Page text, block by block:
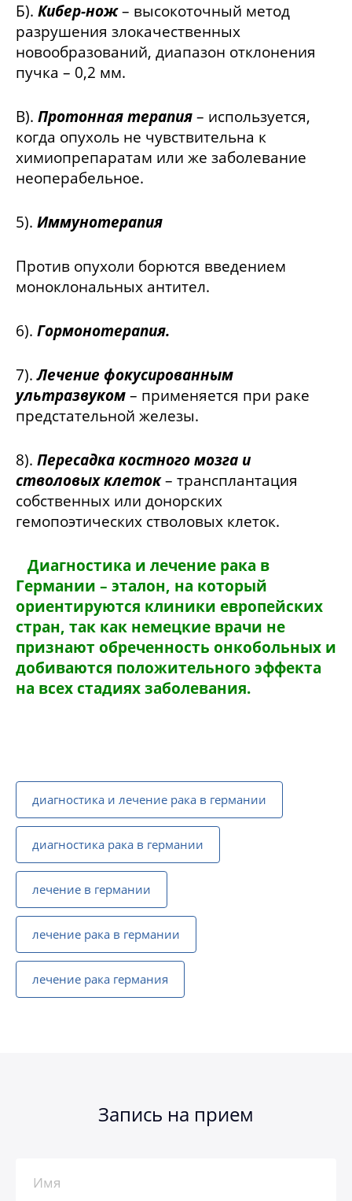
Б). Кибер-нож– высокоточный метод
разрушения злокачественных
новообразований, диапазон отклонения
пучка – 0,2 мм.
В). Протонная терапия – используется,
когда опухоль не чувствительна к
химиопрепаратам или же заболевание
неоперабельное.
5). Иммунотерапия
Против опухоли борются введением
моноклональных антител.
6). Гормонотерапия.
7).Лечение фокусированным
ультразвуком – применяется при раке
предстательной железы.
8). Пересадка костного мозга и
стволовых клеток– трансплантация
собственных или донорских
гемопоэтических стволовых клеток.
Диагностика и лечение рака в
Германии – эталон, на который
ориентируются клиники европейских
стран, так как немецкие врачи не
признают обреченность онкобольных и
добиваются положительного эффекта
на всех стадиях заболевания.
диагностика и лечение рака в германии
диагностика рака в германии
лечение в германии
лечение рака в германии
лечение рака германия
Запись на прием